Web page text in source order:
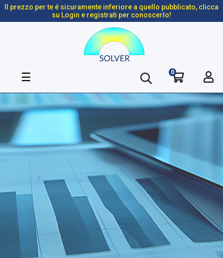
Il prezzo per te é sicuramente inferiore a quello pubblicato, clicca
su Login e registrati per conoscerlo!
navigazione
☰ 0